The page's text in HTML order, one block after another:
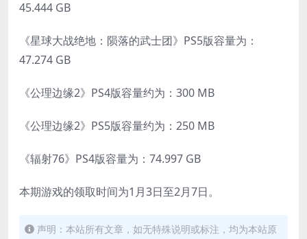
45.444 GB
《星球大战绝地：陨落的武士团》PS5版容量为：
47.274 GB
《公理边缘2》PS4版容量约为：300 MB
《公理边缘2》PS5版容量约为：250 MB
《辐射76》PS4版容量为：74.997 GB
本期游戏的领取时间为1月3日至2月7日。
声明：本站所有文章，如无特殊说明或标注，均为本站原